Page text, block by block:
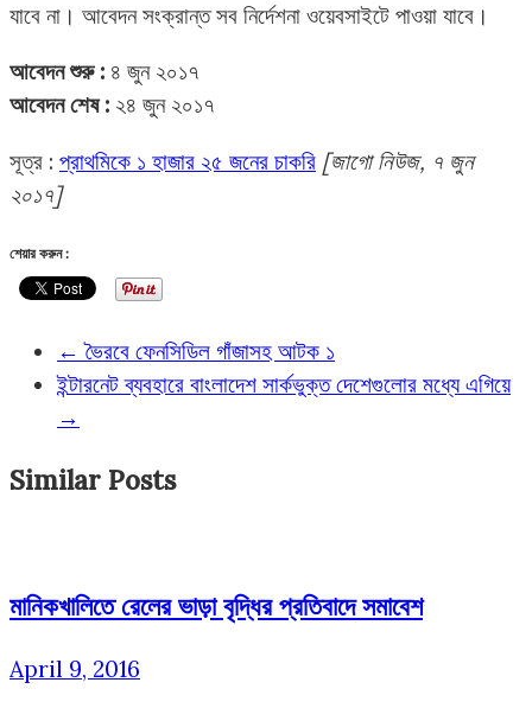
যাবে না। আবেদন সংক্রান্ত সব নির্দেশনা ওয়েবসাইটে পাওয়া যাবে।
আবেদন শুরু : ৪ জুন ২০১৭
আবেদন শেষ : ২৪ জুন ২০১৭
সূত্র : প্রাথমিকে ১ হাজার ২৫ জনের চাকরি [জাগো নিউজ, ৭ জুন
২০১৭]
শেয়ার করুন :
← ভৈরবে ফেনসিডিল গাঁজাসহ আটক ১
ইন্টারনেট ব্যবহারে বাংলাদেশ সার্কভুক্ত দেশেগুলোর মধ্যে এগিয়ে
→
Similar Posts
মানিকখালিতে রেলের ভাড়া বৃদ্ধির প্রতিবাদে সমাবেশ
April 9, 2016